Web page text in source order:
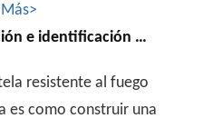
de tejidos resistentes al fuego.
resistente al fuego
es como construir una